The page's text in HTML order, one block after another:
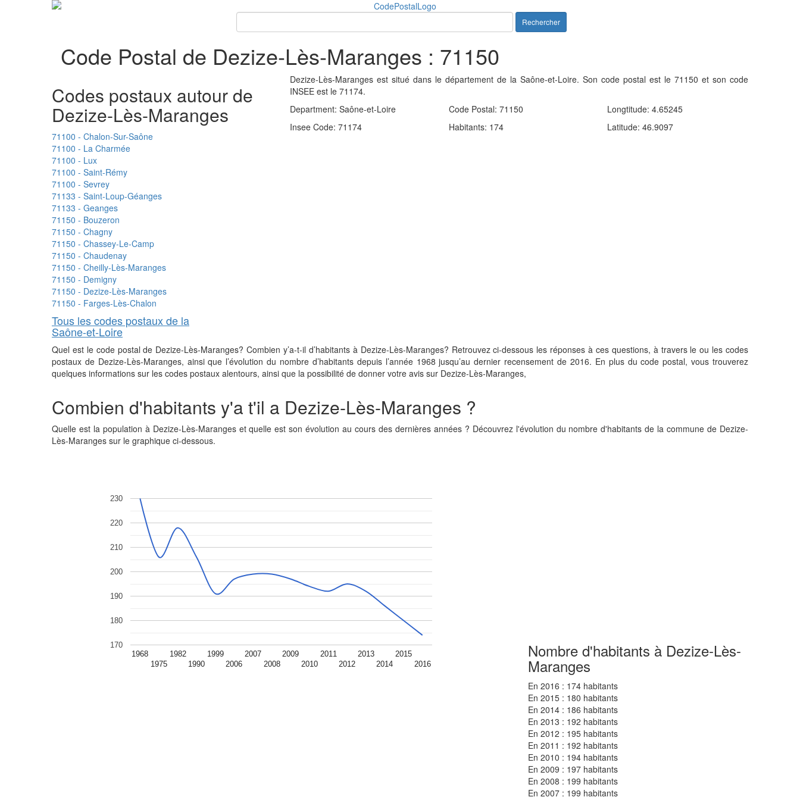
Rechercher
Code Postal de Dezize-Lès-Maranges : 71150
Codes postaux autour de
Dezize-Lès-Maranges
71100 - Chalon-Sur-Saône
71100 - La Charmée
71100 - Lux
71100 - Saint-Rémy
71100 - Sevrey
71133 - Saint-Loup-Géanges
71133 - Geanges
71150 - Bouzeron
71150 - Chagny
71150 - Chassey-Le-Camp
71150 - Chaudenay
71150 - Cheilly-Lès-Maranges
71150 - Demigny
71150 - Dezize-Lès-Maranges
71150 - Farges-Lès-Chalon
Tous les codes postaux de la
Saône-et-Loire
Dezize-Lès-Maranges est situé dans le département de la Saône-et-Loire. Son code postal est le 71150 et son code
INSEE est le 71174.
Department: Saône-et-Loire
Insee Code: 71174
Code Postal: 71150
Habitants: 174
Longtitude: 4.65245
Latitude: 46.9097
Quel est le code postal de Dezize-Lès-Maranges? Combien y’a-t-il d’habitants à Dezize-Lès-Maranges? Retrouvez ci-dessous les réponses à ces questions, à travers le ou les codes
postaux de Dezize-Lès-Maranges, ainsi que l’évolution du nombre d’habitants depuis l’année 1968 jusqu’au dernier recensement de 2016. En plus du code postal, vous trouverez
quelques informations sur les codes postaux alentours, ainsi que la possibilité de donner votre avis sur Dezize-Lès-Maranges,
Combien d'habitants y'a t'il a Dezize-Lès-Maranges ?
Quelle est la population à Dezize-Lès-Maranges et quelle est son évolution au cours des dernières années ? Découvrez l'évolution du nombre d'habitants de la commune de Dezize-
Lès-Maranges sur le graphique ci-dessous.
1968
1975
1982
1990
1999
2006
2007
2008
2009
2010
2011
2012
2013
2014
2015
2016
170
180
190
200
210
220
230
Nombre d'habitants à Dezize-Lès-
Maranges
En 2016 : 174 habitants
En 2015 : 180 habitants
En 2014 : 186 habitants
En 2013 : 192 habitants
En 2012 : 195 habitants
En 2011 : 192 habitants
En 2010 : 194 habitants
En 2009 : 197 habitants
En 2008 : 199 habitants
En 2007 : 199 habitants